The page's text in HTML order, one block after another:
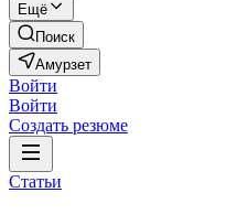
Ещё
Поиск
Амурзет
Войти
Войти
Создать резюме
Статьи